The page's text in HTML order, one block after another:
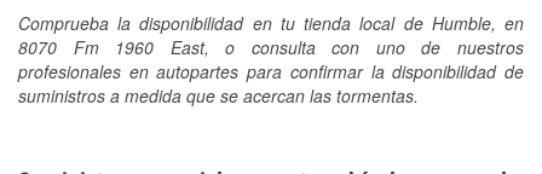
Comprueba la disponibilidad en tu tienda local de Humble, en
8070 Fm 1960 East, o consulta con uno de nuestros
profesionales en autopartes para confirmar la disponibilidad de
suministros a medida que se acercan las tormentas.